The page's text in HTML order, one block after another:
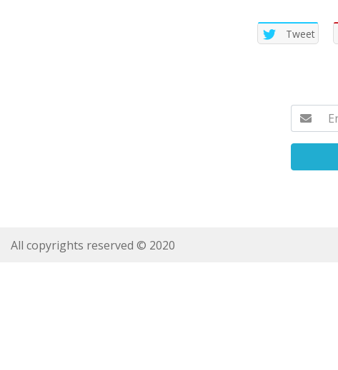
Tweet
All copyrights reserved © 2020